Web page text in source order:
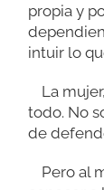
propia y
intuir lo
La
todo. No
de
Pero al